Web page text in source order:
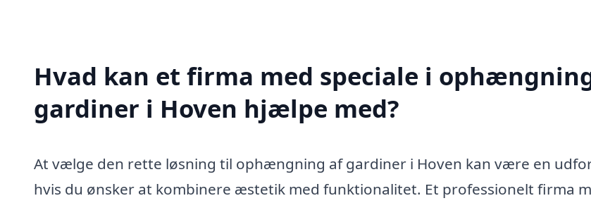
Hvad kan et firma med speciale i
gardiner i Hoven hjælpe med?
At vælge den rette løsning til ophængning af gardiner i Hoven kan være en
hvis du ønsker at kombinere æstetik med funktionalitet. Et professionelt firma